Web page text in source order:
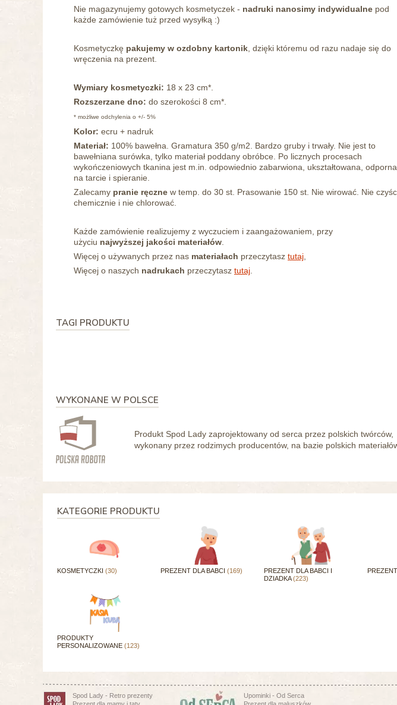
Nie magazynujemy gotowych kosmetyczek - nadruki nanosimy indywidualne pod
każde zamówienie tuż przed wysyłką :)
Kosmetyczkę pakujemy w ozdobny kartonik , dzięki któremu od razu nadaje się do
wręczenia na prezent.
Wymiary kosmetyczki: 18 x 23 cm*.
Rozszerzane dno: do szerokości 8 cm*.
* możliwe odchylenia o +/- 5%
Kolor: ecru + nadruk
Materiał: 100% bawełna. Gramatura 350 g/m2. Bardzo gruby i trwały. Nie jest to
bawełniana surówka, tylko materiał poddany obróbce. Po licznych procesach
wykończeniowych tkanina jest m.in. odpowiednio zabarwiona, ukształtowana, odporna
na tarcie i spieranie.
Zalecamy pranie ręczne w temp. do 30 st. Prasowanie 150 st. Nie wirować. Nie
chemicznie i nie chlorować.
Każde zamówienie realizujemy z wyczuciem i zaangażowaniem, przy
użyciu najwyższej jakości materiałów
Więcej o używanych przez nas materiałach przeczytasz tutaj
Więcej o naszych nadrukach przeczytasz tutaj
TAGI PRODUKTU
WYKONANE W POLSCE
Produkt Spod Lady zaprojektowany od serca przez polskich twórców,
wykonany przez rodzimych producentów, na bazie polskich
KATEGORIE PRODUKTU
KOSMETYCZKI (30) PREZENT DLA BABCI (169)
PREZENT DLA BABCI I
DZIADKA(223)
PRODUKTY
PERSONALIZOWANE (123)
Spod Lady - Retro prezenty
Upominki - Od Serca